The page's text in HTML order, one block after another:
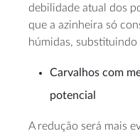
debilidade atual dos
que a azinheira só
húmidas, substituindo
Carvalhos com
potencial
A redução será mais